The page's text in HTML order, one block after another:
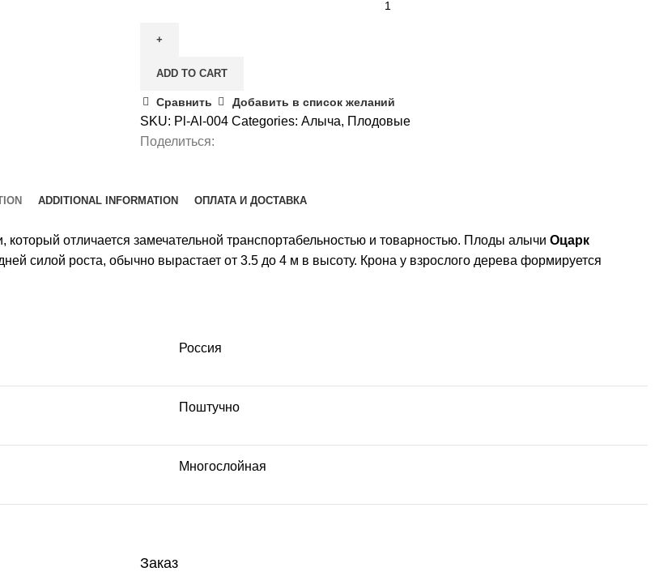
Премьер
ADD TO CART
Сравнить Добавить в список желаний
SKU: Pl-Al-004 Categories: Алыча, Плодовые
Поделиться:
ADDITIONAL INFORMATION ОПЛАТА И ДОСТАВКА
отличается замечательной транспортабельностью и товарностью. Плоды алычи Оцарк
силой роста, обычно вырастает от 3.5 до 4 м в высоту. Крона у взрослого дерева формируется
Россия
Поштучно
Многослойная
Заказ